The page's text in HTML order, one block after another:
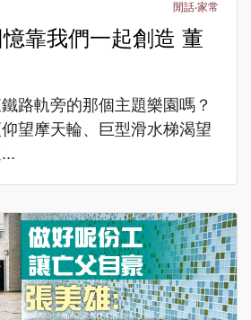
閒話‧家常
靠我們一起創造 董
路軌旁的那個主題樂園嗎？
望摩天輪、巨型滑水梯渴望